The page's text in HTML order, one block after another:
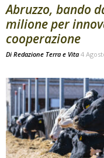
Abruzzo, bando
milione per
cooperazione
Di Redazione Terra e Vita 4